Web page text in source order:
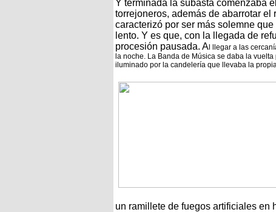
Y terminada la subasta comenzaba
torrejoneros, además de abarrotar
caracterizó por ser más solemne
lento. Y es que, con la llegada de
procesión pausada. A l llegar a las
la noche. La Banda de Música se daba la
iluminado por la candelería que llevaba la
un ramillete de fuegos artificiales en